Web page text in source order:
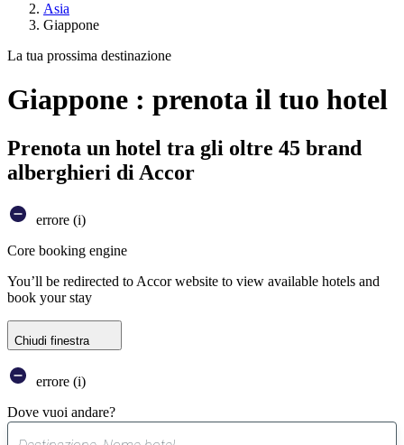
Asia
Giappone
La tua prossima destinazione
Giappone : prenota il tuo hotel
Prenota un hotel tra gli oltre 45 brand
alberghieri di Accor
errore (i)
Core booking engine
You’ll be redirected to Accor website to view available hotels and
book your stay
Chiudi finestra
errore (i)
Dove vuoi andare?